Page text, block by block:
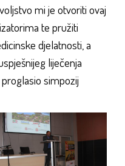
mi je otvoriti ovaj
te pružiti
djelatnosti, a
liječenja
simpozij